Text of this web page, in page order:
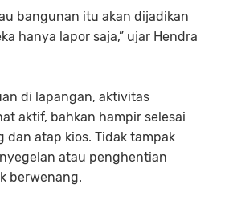
bangunan itu akan dijadikan
hanya lapor saja,” ujar Hendra
di lapangan, aktivitas
aktif, bahkan hampir selesai
dan atap kios. Tidak tampak
atau penghentian
berwenang.